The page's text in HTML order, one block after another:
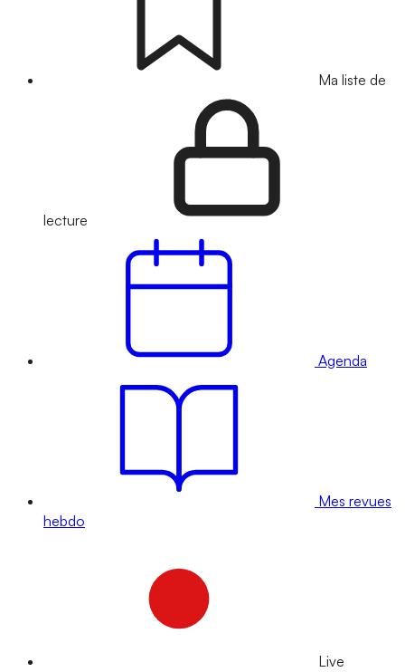
Ma liste de
lecture
Agenda
Mes revues
hebdo
Live